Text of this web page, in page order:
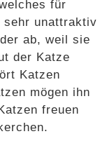
für
sehr unattraktiv
ab, weil sie
der Katze
Katzen
mögen ihn
freuen